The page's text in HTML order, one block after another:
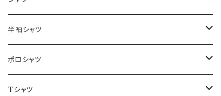
46/M
48/L
50/XL～
～44/S
46/M
48/L
半袖シャツ
～44/S
46/M
ポロシャツ
～44/S
Tシャツ